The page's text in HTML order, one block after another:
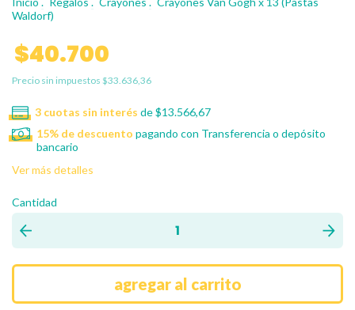
Waldorf)
$40.700
Precio sin impuestos $33.636,36
3cuotas sin interés de$13.566,67
15% de descuento pagando con Transferencia o depósito
bancario
Ver más detalles
Cantidad